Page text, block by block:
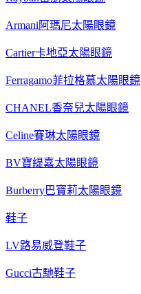
Armani阿瑪尼太陽眼鏡
Cartier卡地亞太陽眼鏡
Ferragamo菲拉格慕太陽眼鏡
CHANEL香奈兒太陽眼鏡
Celine賽琳太陽眼鏡
BV寶緹嘉太陽眼鏡
Burberry巴寶莉太陽眼鏡
鞋子
LV路易威登鞋子
Gucci古馳鞋子